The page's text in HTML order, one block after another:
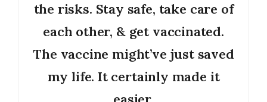
the risks. Stay safe, take care of
each other, & get vaccinated.
The vaccine might’ve just saved
my life. It certainly made it